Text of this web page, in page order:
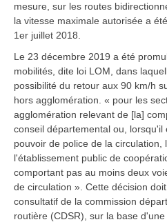
mesure, sur les routes
la vitesse maximale autorisée a
1er juillet 2018.
Le 23 décembre 2019 a été
mobilités, dite loi LOM, dans
possibilité du retour aux 90 km/h
hors agglomération. « pour les
agglomération relevant de [la]
conseil départemental ou,
pouvoir de police de la circulation,
l'établissement public de
comportant pas au moins deux
de circulation ». Cette décision
consultatif de la commission
routière (CDSR), sur la base